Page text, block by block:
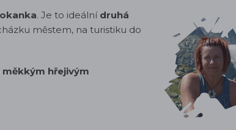
. Je to ideální druhá
městem, na turistiku do
hřejivým